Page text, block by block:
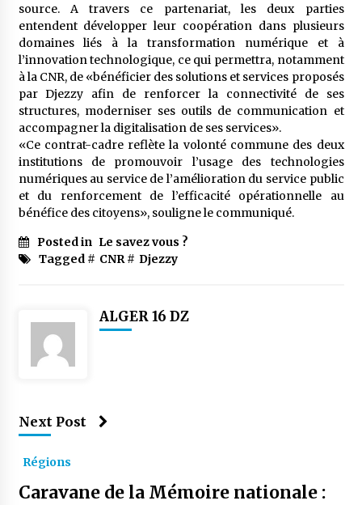
Droit à l’affiliation au régime national de
retraite : Coup d’envoi d’une campagne de
sensibilisation au profit de la communauté
nationale à l’étranger
2 semaines ago
Lancement d’une campagne nationale de
sensibilisation sur la lutte contre le travail
informel
2 semaines ago
Première voiture de course conçue et
fabriquée localement : Une équipe d’étudiants
algériens participe à une compétition
internationale
3 semaines ago
Université Alger 3 : Lancement d’un master à
cursus intégré à la licence en communication
en langue amazighe
source. A travers ce partenariat, les deux parties
entendent développer leur coopération dans plusieurs
domaines liés à la transformation numérique et à
l’innovation technologique, ce qui permettra, notamment
à la CNR, de «bénéficier des solutions et services proposés
par Djezzy afin de renforcer la connectivité de ses
structures, moderniser ses outils de communication et
accompagner la digitalisation de ses services».
«Ce contrat-cadre reflète la volonté commune des deux
institutions de promouvoir l’usage des technologies
numériques au service de l’amélioration du service public
et du renforcement de l’efficacité opérationnelle au
bénéfice des citoyens», souligne le communiqué.
Posted in Le savez vous ?
Tagged # CNR# Djezzy
ALGER 16 DZ
Next Post
Régions
Caravane de la Mémoire nationale :